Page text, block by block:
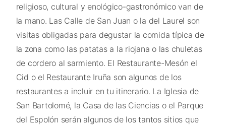
religioso, cultural y enológico-gastronómico van de
la mano. Las Calle de San Juan o la del Laurel son
visitas obligadas para degustar la comida típica de
la zona como las patatas a la riojana o las chuletas
de cordero al sarmiento. El Restaurante-Mesón el
Cid o el Restaurante Iruña son algunos de los
restaurantes a incluir en tu itinerario. La Iglesia de
San Bartolomé, la Casa de las Ciencias o el Parque
del Espolón serán algunos de los tantos sitios que